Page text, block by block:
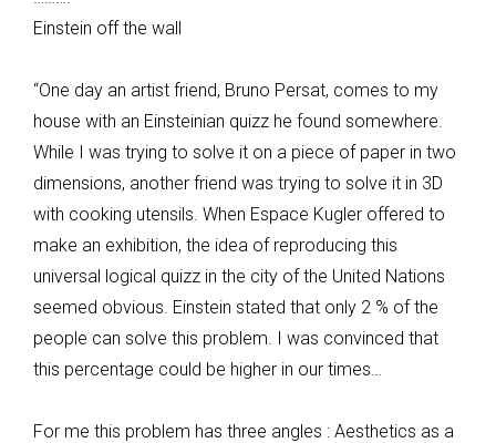
Einstein off the wall
“One day an artist friend, Bruno Persat, comes to my
house with an Einsteinian quizz he found somewhere.
While I was trying to solve it on a piece of paper in two
dimensions, another friend was trying to solve it in 3D
with cooking utensils. When Espace Kugler offered to
make an exhibition, the idea of reproducing this
universal logical quizz in the city of the United Nations
seemed obvious. Einstein stated that only 2 % of the
people can solve this problem. I was convinced that
this percentage could be higher in our times…
For me this problem has three angles : Aesthetics as a